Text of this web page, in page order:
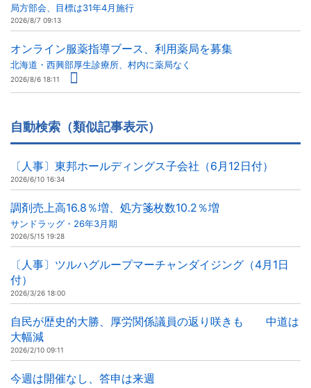
局方部会、目標は31年4月施行
2026/8/7 09:13
オンライン服薬指導ブース、利用薬局を募集
北海道・西興部厚生診療所、村内に薬局なく
2026/8/6 18:11
自動検索（類似記事表示）
〔人事〕東邦ホールディングス子会社（6月12日付）
2026/6/10 16:34
調剤売上高16.8％増、処方箋枚数10.2％増
サンドラッグ・26年3月期
2026/5/15 19:28
〔人事〕ツルハグループマーチャンダイジング（4月1日
付）
2026/3/26 18:00
自民が歴史的大勝、厚労関係議員の返り咲きも 中道は
大幅減
2026/2/10 09:11
今週は開催なし、答申は来週